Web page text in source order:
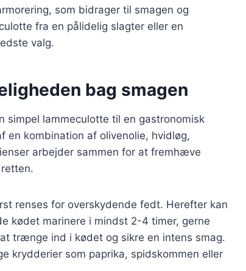
som bidrager til smagen og
fra en pålidelig slagter eller en
valg.
bag smagen
simpel lammeculotte til en gastronomisk
en kombination af olivenolie, hvidløg,
arbejder sammen for at fremhæve
renses for overskydende fedt. Herefter kan
kødet marinere i mindst 2-4 timer, gerne
trænge ind i kødet og sikre en intens smag.
krydderier som paprika, spidskommen eller